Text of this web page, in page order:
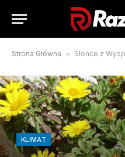
Strona Główna » Słońce z Wysp
KLIMAT